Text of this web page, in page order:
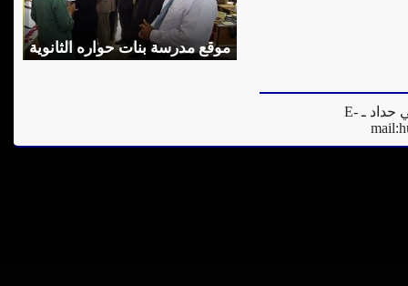
موقع مدرسة بنات حواره الثانوية
المدير العام للموقع - فادي مرعي حداد ـ E-
mail: